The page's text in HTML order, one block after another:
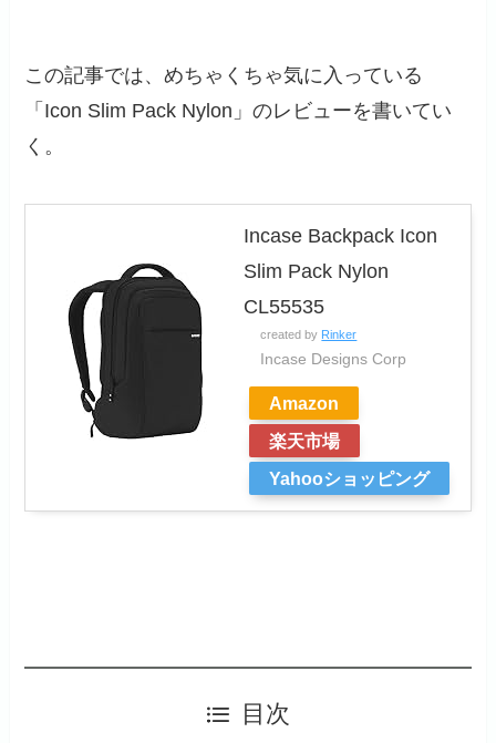
この記事では、めちゃくちゃ気に入っている
「Icon Slim Pack Nylon」のレビューを書いてい
く。
Incase Backpack Icon
Slim Pack Nylon
CL55535
created by Rinker
Incase Designs Corp
Amazon
楽天市場
Yahooショッピング
目次